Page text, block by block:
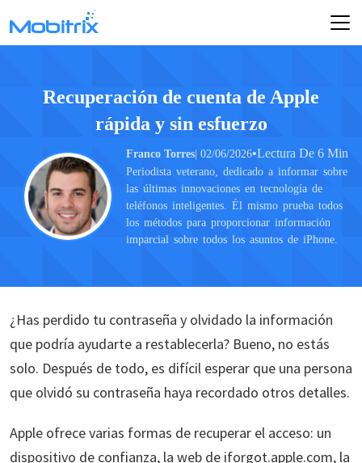
Recuperación de cuenta de Apple
rápida y sin esfuerzo
Franco Torres| 02/06/2026•Lectura De 6 Min
Periodista veterano, dedicado a informar sobre
las últimas innovaciones en tecnología de
teléfonos inteligentes. Él mismo prueba todos
los métodos para proporcionar información
imparcial sobre todos los asuntos de iPhone.
¿Has perdido tu contraseña y olvidado la información
que podría ayudarte a restablecerla? Bueno, no estás
solo. Después de todo, es difícil esperar que una persona
que olvidó su contraseña haya recordado otros detalles.
Apple ofrece varias formas de recuperar el acceso: un
dispositivo de confianza, la web de iforgot.apple.com, la